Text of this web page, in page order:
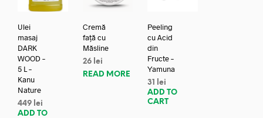
Ulei
masaj
DARK
WOOD –
5 L –
Kanu
Nature
449 lei
ADD TO
Cremă
față cu
Măsline
26 lei
READ MORE
Peeling
cu Acid
din
Fructe –
Yamuna
31
lei
ADD TO
CART